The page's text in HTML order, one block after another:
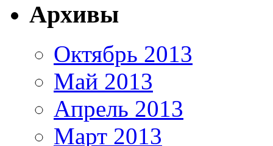
Архивы
Октябрь 2013
Май 2013
Апрель 2013
Март 2013